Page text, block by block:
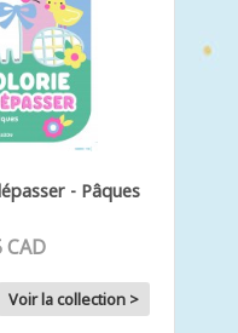
- Pâques
CAD
Voir la collection >